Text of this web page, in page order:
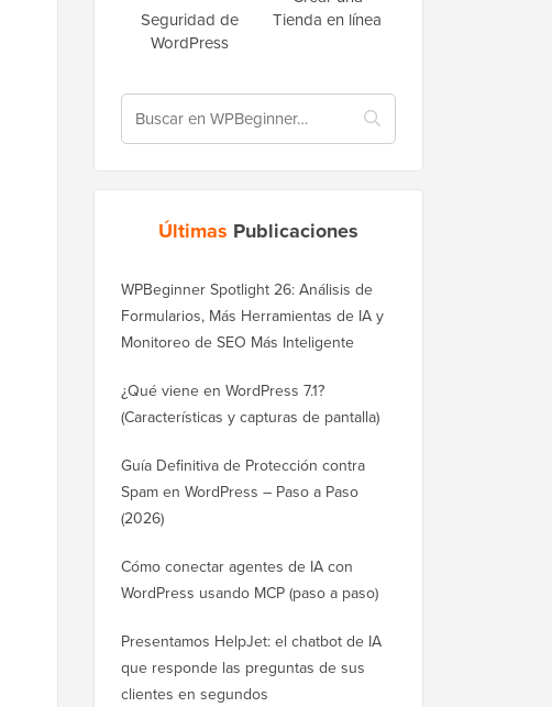
Seguridad de
WordPress
Tienda en línea
Últimas Publicaciones
WPBeginner Spotlight 26: Análisis de
Formularios, Más Herramientas de IA y
Monitoreo de SEO Más Inteligente
¿Qué viene en WordPress 7.1?
(Características y capturas de pantalla)
Guía Definitiva de Protección contra
Spam en WordPress – Paso a Paso
(2026)
Cómo conectar agentes de IA con
WordPress usando MCP (paso a paso)
Presentamos HelpJet: el chatbot de IA
que responde las preguntas de sus
clientes en segundos